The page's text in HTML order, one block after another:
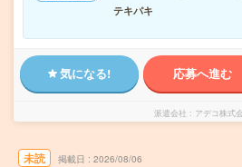
テキパキ
気になる! 応募へ進む
派遣会社 アデコ株式
未読 掲載日 2026/08/06